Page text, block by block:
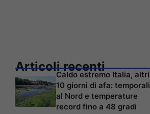
Articoli recenti
Caldo estremo Italia, altri
10 giorni di afa: temporali
al Nord e temperature
record fino a 48 gradi